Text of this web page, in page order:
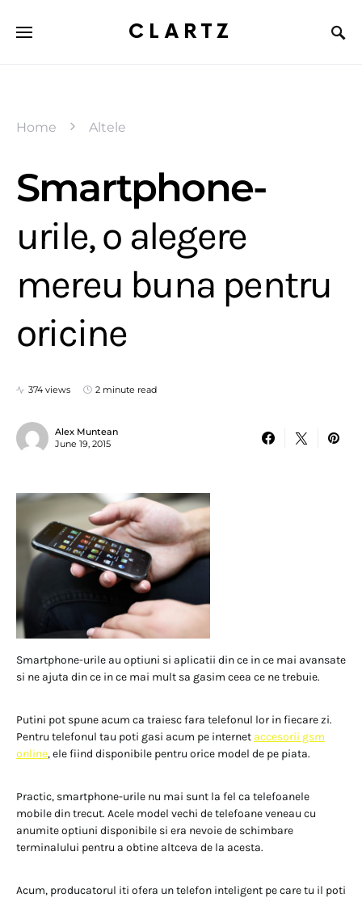
CLARTZ
Home Altele
Smartphone-
urile, o alegere
mereu buna pentru
oricine
374 views 2 minute read
Alex Muntean
June 19, 2015
Smartphone-urile au optiuni si aplicatii din ce in ce mai avansate
si ne ajuta din ce in ce mai mult sa gasim ceea ce ne trebuie.
Putini pot spune acum ca traiesc fara telefonul lor in fiecare zi.
Pentru telefonul tau poti gasi acum pe internet accesorii gsm
online, ele fiind disponibile pentru orice model de pe piata.
Practic, smartphone-urile nu mai sunt la fel ca telefoanele
mobile din trecut. Acele model vechi de telefoane veneau cu
anumite optiuni disponibile si era nevoie de schimbare
terminalului pentru a obtine altceva de la acesta.
Acum, producatorul iti ofera un telefon inteligent pe care tu il poti